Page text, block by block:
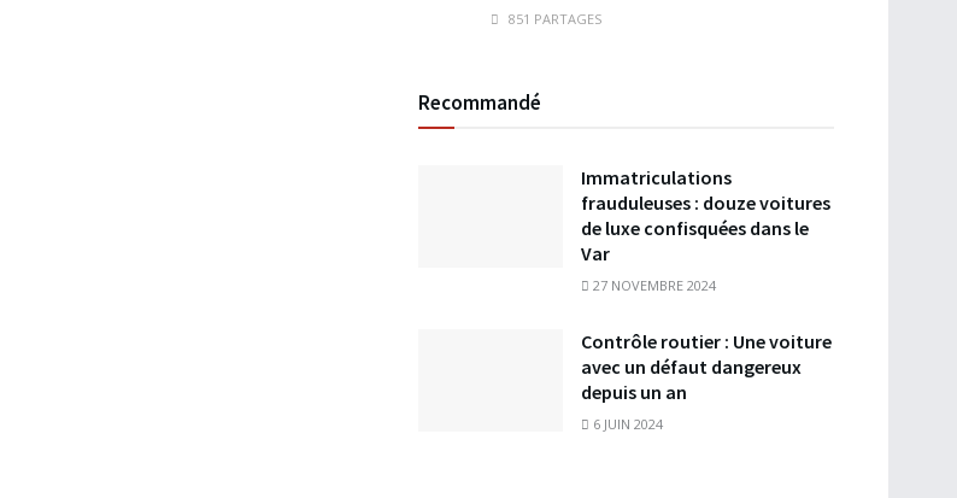
851 PARTAGES
Recommandé
Immatriculations
frauduleuses : douze voitures
de luxe confisquées dans le
Var
27 NOVEMBRE 2024
Contrôle routier : Une voiture
avec un défaut dangereux
depuis un an
6 JUIN 2024